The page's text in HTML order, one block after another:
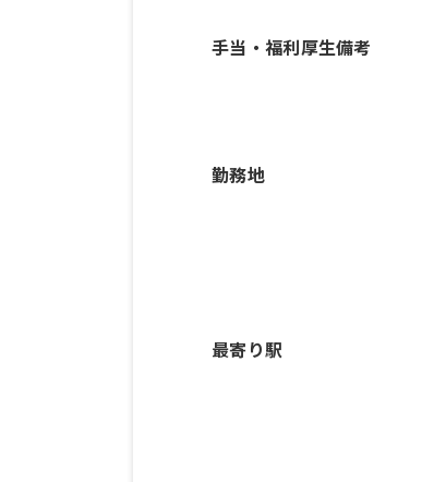
手当・福利厚生備考
勤務地
最寄り駅